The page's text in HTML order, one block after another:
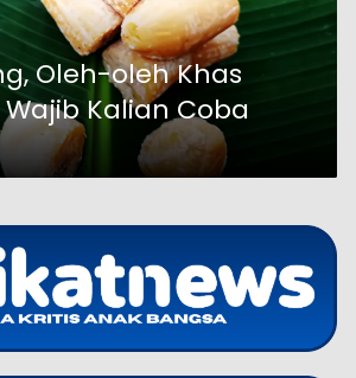
Oleh-oleh Khas
Kalian Coba